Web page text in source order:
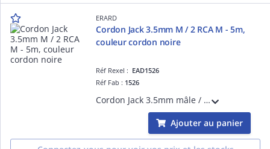
ERARD
Cordon Jack 3.5mm M / 2 RCA M - 5m,
couleur cordon noire
Réf Rexel : EAD1526
Réf Fab : 1526
Cordon Jack 3.5mm mâle / 2 RCA mâle - 5m, connecteurs plaqués nickel - couleur du cordon noire
Ajouter au panier